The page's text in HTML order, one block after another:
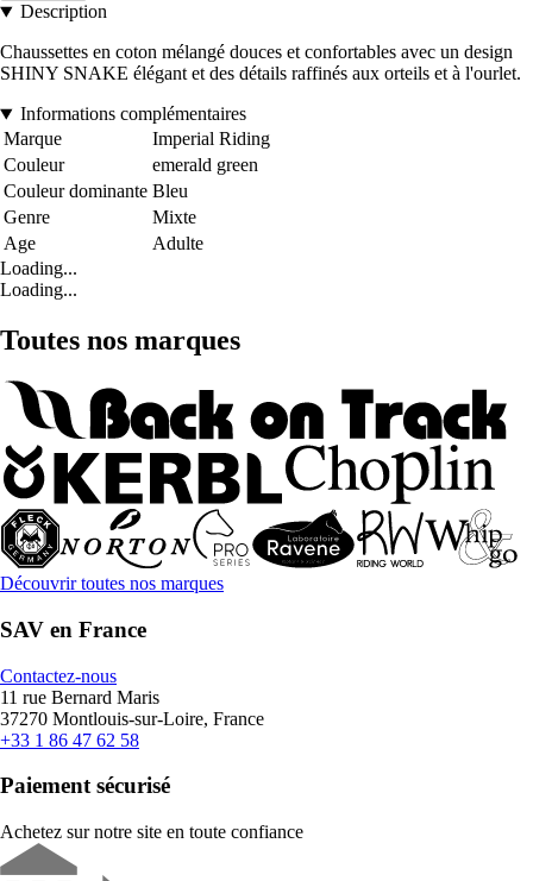
Description
Chaussettes en coton mélangé douces et confortables avec un design
SHINY SNAKE élégant et des détails raffinés aux orteils et à l'ourlet.
Informations complémentaires
Marque
Imperial Riding
Couleur
emerald green
Couleur dominante Bleu
Genre
Mixte
Age
Adulte
Loading...
Loading...
Toutes nos marques
Découvrir toutes nos marques
SAV en France
Contactez-nous
11 rue Bernard Maris
37270 Montlouis-sur-Loire, France
+33 1 86 47 62 58
Paiement sécurisé
Achetez sur notre site en toute confiance